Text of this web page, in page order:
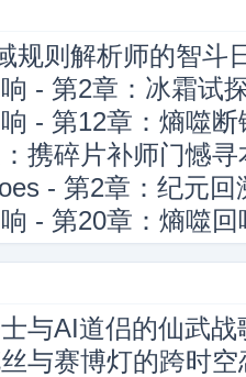
规则解析师的智斗
- 第2章：冰霜试
- 第12章：熵噬
携碎片补师门憾寻
- 第2章：纪元回
- 第20章：熵噬
与AI道侣的仙武战
与赛博灯的跨时空